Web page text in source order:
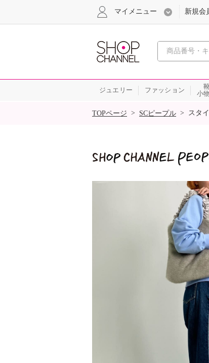
心お
マイメニュー 新規会
ジュエリー ファッション
小
SALE
TOPページ > SCピープル > スタ